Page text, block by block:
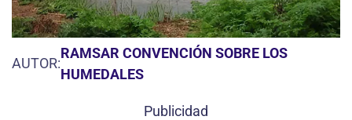
AUTOR:
RAMSAR CONVENCIÓN SOBRE LOS
HUMEDALES
Publicidad